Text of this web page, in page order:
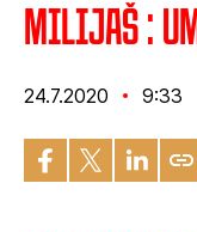
Milijaš :
24.7.2020 9:33